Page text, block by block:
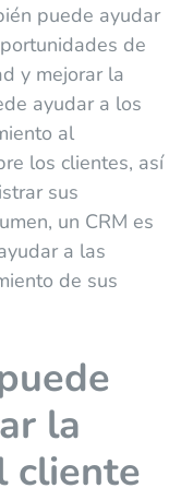
puede ayudar
de
y mejorar la
ayudar a los
al
los clientes, así
sus
un CRM es
a las
de sus
la
cliente